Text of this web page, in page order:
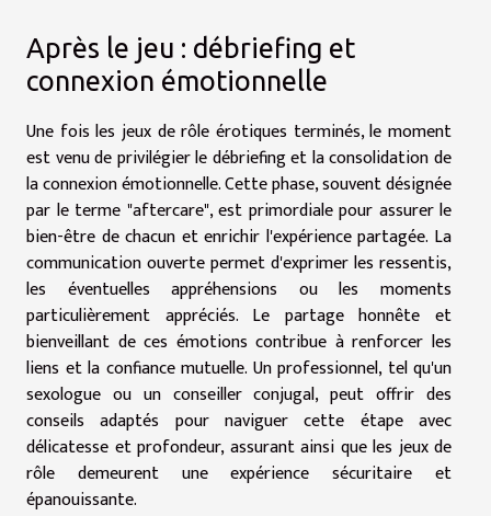
Après le jeu : débriefing et
connexion émotionnelle
Une fois les jeux de rôle érotiques terminés, le moment
est venu de privilégier le débriefing et la consolidation de
la connexion émotionnelle. Cette phase, souvent désignée
par le terme "aftercare", est primordiale pour assurer le
bien-être de chacun et enrichir l'expérience partagée. La
communication ouverte permet d'exprimer les ressentis,
les éventuelles appréhensions ou les moments
particulièrement appréciés. Le partage honnête et
bienveillant de ces émotions contribue à renforcer les
liens et la confiance mutuelle. Un professionnel, tel qu'un
sexologue ou un conseiller conjugal, peut offrir des
conseils adaptés pour naviguer cette étape avec
délicatesse et profondeur, assurant ainsi que les jeux de
rôle demeurent une expérience sécuritaire et
épanouissante.